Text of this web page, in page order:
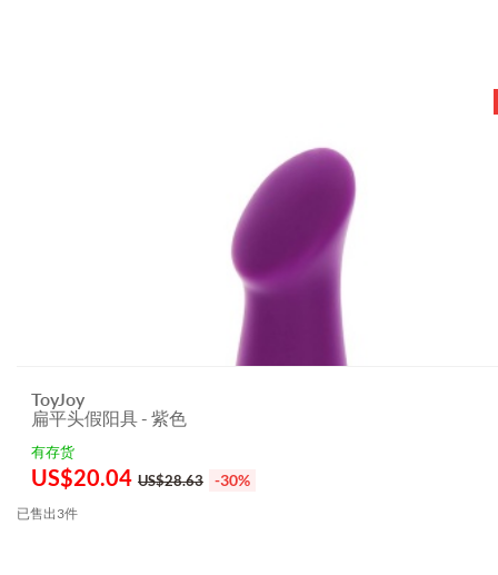
ToyJoy
扁平头假阳具 - 紫色
有存货
US$20.04 US$28.63 -30%
已售出3件